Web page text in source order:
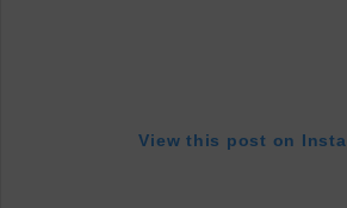
View this post on